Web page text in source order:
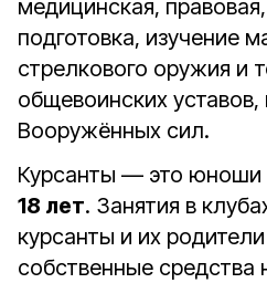
медицинская,
подготовка, изучение
стрелкового оружия и
общевоинских уставов,
Вооружённых сил.
Курсанты — это юноши
18 лет. Занятия в
курсанты и их
собственные